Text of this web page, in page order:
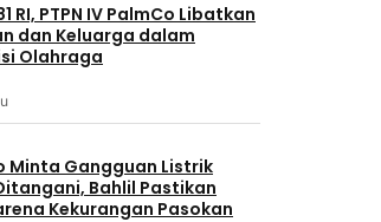
RI, PTPN IV PalmCo Libatkan
dan Keluarga dalam
Olahraga
Minta Gangguan Listrik
Bahlil Pastikan
Kekurangan Pasokan